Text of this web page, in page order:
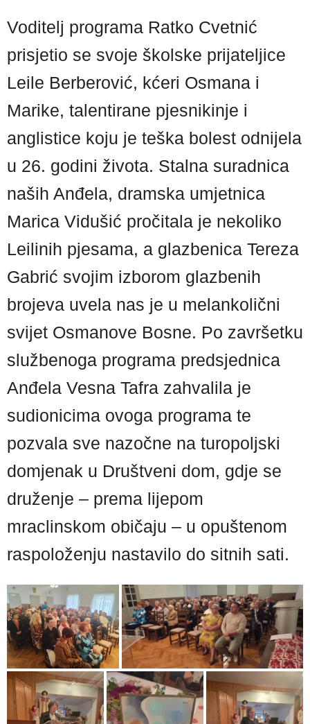
Voditelj programa Ratko Cvetnić
prisjetio se svoje školske prijateljice
Leile Berberović, kćeri Osmana i
Marike, talentirane pjesnikinje i
anglistice koju je teška bolest odnijela
u 26. godini života. Stalna suradnica
naših Anđela, dramska umjetnica
Marica Vidušić pročitala je nekoliko
Leilinih pjesama, a glazbenica Tereza
Gabrić svojim izborom glazbenih
brojeva uvela nas je u melankolični
svijet Osmanove Bosne. Po završetku
službenoga programa predsjednica
Anđela Vesna Tafra zahvalila je
sudionicima ovoga programa te
pozvala sve nazočne na turopoljski
domjenak u Društveni dom, gdje se
druženje – prema lijepom
mraclinskom običaju – u opuštenom
raspoloženju nastavilo do sitnih sati.